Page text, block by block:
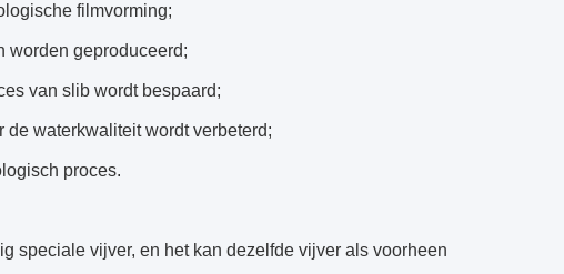
filmvorming;
worden geproduceerd;
van slib wordt bespaard;
waterkwaliteit wordt verbeterd;
proces.
speciale vijver, en het kan dezelfde vijver als voorheen